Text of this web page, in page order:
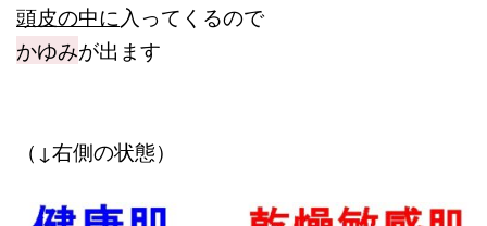
頭皮の中に 入ってくるので
かゆみが出ます
（↓右側の状態）